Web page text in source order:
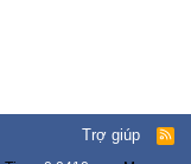
Trợ giúp
R